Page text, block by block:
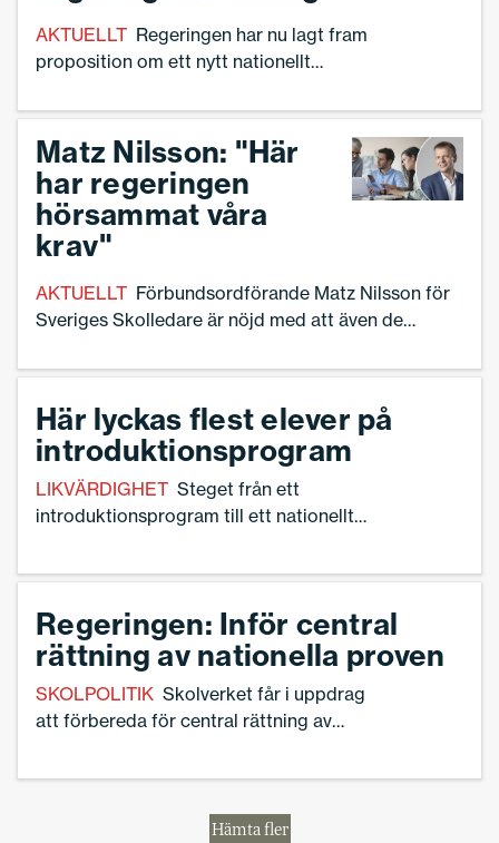
AKTUELLT Regeringen har nu lagt fram
proposition om ett nytt nationellt
förskollärare till riksdagen. Tre rektorer, som
föreslås ingå i Skolverkets professionsråd ger
både ris och ros till regeringens förslag.
Matz Nilsson: "Här
har regeringen
hörsammat våra
krav"
AKTUELLT Förbundsordförande Matz Nilsson för
Sveriges Skolledare är nöjd med att även de
professionsprogrammet.– Däremot är vi kritiska till
kompetensutveckling på huvudmännen som
arbetsgivare, säger han.
Här lyckas flest elever på
introduktionsprogram
LIKVÄRDIGHET Steget från ett
introduktionsprogram till ett nationellt
behöver förändras, flätas samman och bli
Den slutsatsen drar forskarna Lisbeth
Lundahl och Åsa Sundelin.
Regeringen: Inför central
rättning av nationella proven
SKOLPOLITIK Skolverket får i uppdrag
att förbereda för central rättning av
svenska som andraspråk och engelska.
Hämta fler